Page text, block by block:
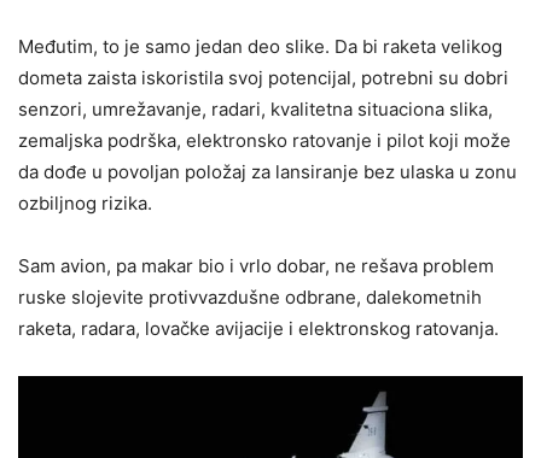
Međutim, to je samo jedan deo slike. Da bi raketa velikog
dometa zaista iskoristila svoj potencijal, potrebni su dobri
senzori, umrežavanje, radari, kvalitetna situaciona slika,
zemaljska podrška, elektronsko ratovanje i pilot koji može
da dođe u povoljan položaj za lansiranje bez ulaska u zonu
ozbiljnog rizika.
Sam avion, pa makar bio i vrlo dobar, ne rešava problem
ruske slojevite protivvazdušne odbrane, dalekometnih
raketa, radara, lovačke avijacije i elektronskog ratovanja.